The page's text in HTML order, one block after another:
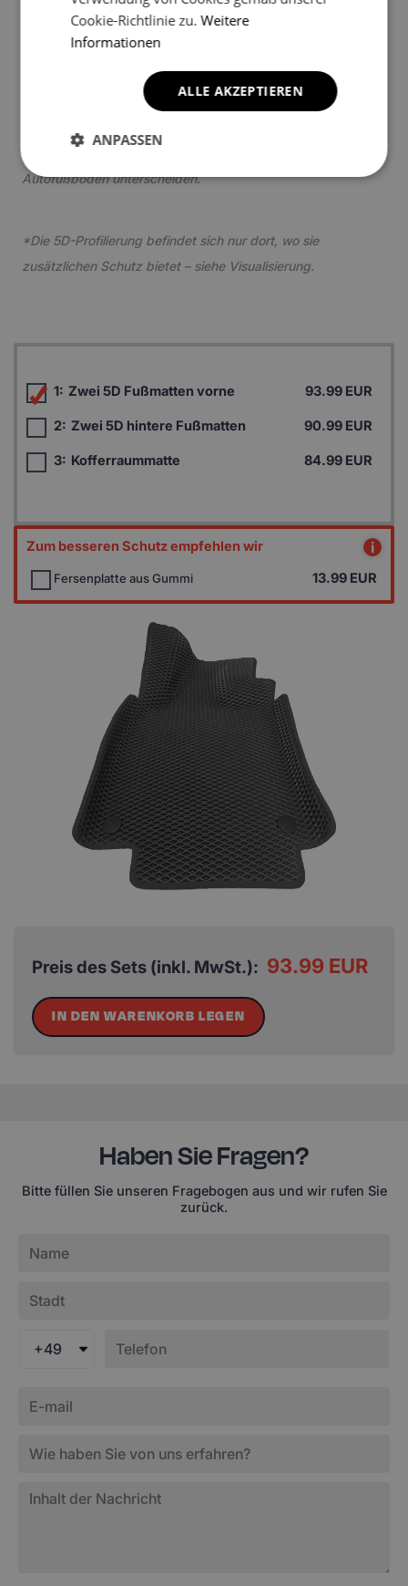
Autofußboden unterscheiden.
*Die 5D-Profilierung befindet sich nur dort, wo sie
zusätzlichen Schutz bietet – siehe Visualisierung.
1: Zwei 5D Fußmatten vorne 93.99 EUR
2: Zwei 5D hintere Fußmatten 90.99 EUR
3: Kofferraummatte 84.99 EUR
Zum besseren Schutz empfehlen wir i
Fersenplatte aus Gummi 13.99 EUR
Preis des Sets (inkl. MwSt.): 93.99 EUR
IN DEN WARENKORB LEGEN
Haben Sie Fragen?
Bitte füllen Sie unseren Fragebogen aus und wir rufen Sie
zurück.
+49
Cookie-Richtlinie zu.Weitere
Informationen
ALLE AKZEPTIEREN
ANPASSEN